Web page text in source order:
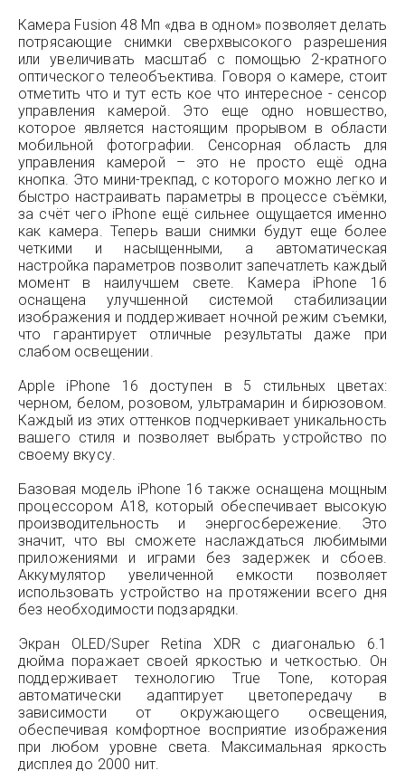
Камера Fusion 48 Мп «два в одном» позволяет делать
потрясающие снимки сверхвысокого разрешения
или увеличивать масштаб с помощью 2-кратного
оптического телеобъектива. Говоря о камере, стоит
отметить что и тут есть кое что интересное - сенсор
управления камерой. Это еще одно новшество,
которое является настоящим прорывом в области
мобильной фотографии. Сенсорная область для
управления камерой – это не просто ещё одна
кнопка. Это мини-трекпад, с которого можно легко и
быстро настраивать параметры в процессе съёмки,
за счёт чего iPhone ещё сильнее ощущается именно
как камера. Теперь ваши снимки будут еще более
четкими и насыщенными, а автоматическая
настройка параметров позволит запечатлеть каждый
момент в наилучшем свете. Камера iPhone 16
оснащена улучшенной системой стабилизации
изображения и поддерживает ночной режим съемки,
что гарантирует отличные результаты даже при
слабом освещении.
Apple iPhone 16 доступен в 5 стильных цветах:
черном, белом, розовом, ультрамарин и бирюзовом.
Каждый из этих оттенков подчеркивает уникальность
вашего стиля и позволяет выбрать устройство по
своему вкусу.
Базовая модель iPhone 16 также оснащена мощным
процессором A18, который обеспечивает высокую
производительность и энергосбережение. Это
значит, что вы сможете наслаждаться любимыми
приложениями и играми без задержек и сбоев.
Аккумулятор увеличенной емкости позволяет
использовать устройство на протяжении всего дня
без необходимости подзарядки.
Экран OLED/Super Retina XDR с диагональю 6.1
дюйма поражает своей яркостью и четкостью. Он
поддерживает технологию True Tone, которая
автоматически адаптирует цветопередачу в
зависимости от окружающего освещения,
обеспечивая комфортное восприятие изображения
при любом уровне света. Максимальная яркость
дисплея до 2000 нит.